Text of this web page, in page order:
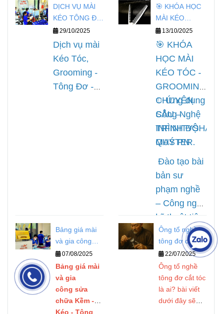
phục vụ cho
ngành tóc và
grooming,
được xây
dựng và
chuẩn hoá
từ kinh
nghiệm làm
nghề thực tế
củaQuý
PN.
thuật, định
hình lại cách
tiếp cận
trong nghề
phục hồi
dụng cụ cắt
chuyên
nghiệp.
DỊCH VỤ MÀI
KÉO TÔNG ĐƠ
KỀM NAILS
Quý PN
29/10/2025
Dịch vụ mài
Kéo Tóc,
Grooming -
Tông Đơ -
đến với đội
ngũ kỹ thuật
chuyên
nghiệp nhất
hiện nay,
chế độ bảo
hành uy tín
🎯 KHÓA HỌC
MÀI KÉO
TRÌNH ĐỘ
MASTER
13/10/2025
🎯 KHÓA
HỌC MÀI
KÉO TÓC -
GROOMING
CHUYÊN
SÂU –
TRÌNH ĐỘ
MASTER.
✨Ứng dụng
Công Nghệ
QUÝ PN
Đào tạo bài
bản sư
phạm nghề
– Công nghệ
kỹ thuật tiên
tiến nhất
hiện nay –
Cam kết
chất lượng
nghề.
Bảng giá mài
và gia công
sửa chữa Kềm
- Kéo - Tông
Đơ
07/08/2025
Bảng giá mài
và gia
công sửa
chữa Kềm -
Kéo - Tông
Ông tổ nghề
tông đơ cắt tóc
là ai?
22/07/2025
Ông tổ nghề
tông đơ cắt tóc
là ai? bài viết
dưới đây sẽ